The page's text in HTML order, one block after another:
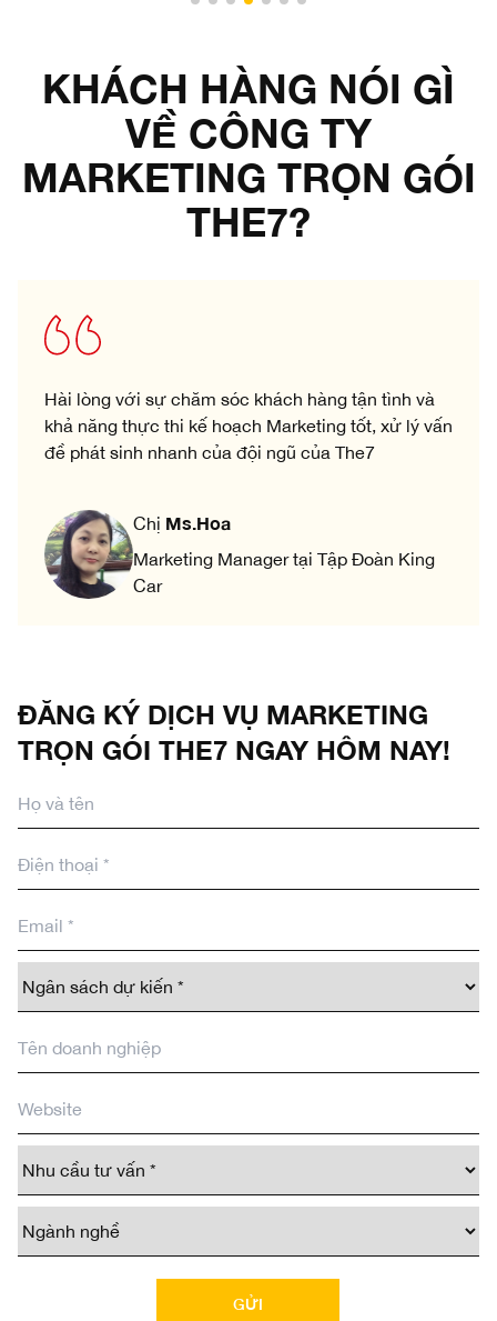
KHÁCH HÀNG NÓI GÌ
VỀ CÔNG TY
MARKETING TRỌN GÓI
THE7?
Hài lòng với sự chăm sóc khách hàng tận tình và
khả năng thực thi kế hoạch Marketing tốt, xử lý vấn
đề phát sinh nhanh của đội ngũ của The7
Chị Ms.Hoa
Marketing Manager tại Tập Đoàn King
Car
ĐĂNG KÝ DỊCH VỤ MARKETING
TRỌN GÓI THE7 NGAY HÔM NAY!